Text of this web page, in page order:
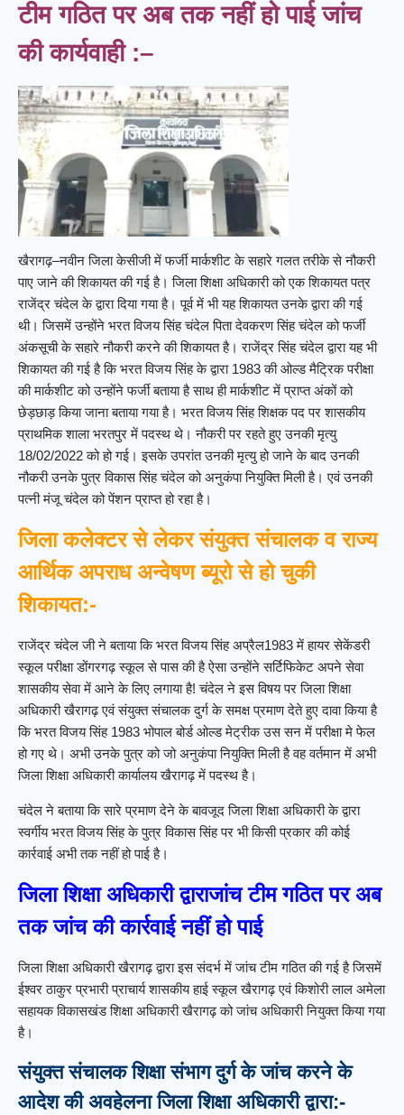
टीम गठित पर अब तक नहीं हो पाई जांच
की कार्यवाही :–
खैरागढ़–नवीन जिला केसीजी में फर्जी मार्कशीट के सहारे गलत तरीके से नौकरी
पाए जाने की शिकायत की गई है। जिला शिक्षा अधिकारी को एक शिकायत पत्र
राजेंद्र चंदेल के द्वारा दिया गया है। पूर्व में भी यह शिकायत उनके द्वारा की गई
थी। जिसमें उन्होंने भरत विजय सिंह चंदेल पिता देवकरण सिंह चंदेल को फर्जी
अंकसूची के सहारे नौकरी करने की शिकायत है। राजेंद्र सिंह चंदेल द्वारा यह भी
शिकायत की गई है कि भरत विजय सिंह के द्वारा 1983 की ओल्ड मैट्रिक परीक्षा
की मार्कशीट को उन्होंने फर्जी बताया है साथ ही मार्कशीट में प्राप्त अंकों को
छेड़छाड़ किया जाना बताया गया है। भरत विजय सिंह शिक्षक पद पर शासकीय
प्राथमिक शाला भरतपुर में पदस्थ थे। नौकरी पर रहते हुए उनकी मृत्यु
18/02/2022 को हो गई। इसके उपरांत उनकी मृत्यु हो जाने के बाद उनकी
नौकरी उनके पुत्र विकास सिंह चंदेल को अनुकंपा नियुक्ति मिली है। एवं उनकी
पत्नी मंजू चंदेल को पेंशन प्राप्त हो रहा है।
जिला कलेक्टर से लेकर संयुक्त संचालक व राज्य
आर्थिक अपराध अन्वेषण ब्यूरो से हो चुकी
शिकायत:-
राजेंद्र चंदेल जी ने बताया कि भरत विजय सिंह अप्रैल1983 में हायर सेकेंडरी
स्कूल परीक्षा डोंगरगढ़ स्कूल से पास की है ऐसा उन्होंने सर्टिफिकेट अपने सेवा
शासकीय सेवा में आने के लिए लगाया है! चंदेल ने इस विषय पर जिला शिक्षा
अधिकारी खैरागढ़ एवं संयुक्त संचालक दुर्ग के समक्ष प्रमाण देते हुए दावा किया है
कि भरत विजय सिंह 1983 भोपाल बोर्ड ओल्ड मेट्रीक उस सन में परीक्षा मे फेल
हो गए थे। अभी उनके पुत्र को जो अनुकंपा नियुक्ति मिली है वह वर्तमान में अभी
जिला शिक्षा अधिकारी कार्यालय खैरागढ़ में पदस्थ है।
चंदेल ने बताया कि सारे प्रमाण देने के बावजूद जिला शिक्षा अधिकारी के द्वारा
स्वर्गीय भरत विजय सिंह के पुत्र विकास सिंह पर भी किसी प्रकार की कोई
कार्रवाई अभी तक नहीं हो पाई है।
जिला शिक्षा अधिकारी द्वाराजांच टीम गठित पर अब
तक जांच की कार्रवाई नहीं हो पाई
जिला शिक्षा अधिकारी खैरागढ़ द्वारा इस संदर्भ में जांच टीम गठित की गई है जिसमें
ईश्वर ठाकुर प्रभारी प्राचार्य शासकीय हाई स्कूल खैरागढ़ एवं किशोरी लाल अमेला
सहायक विकासखंड शिक्षा अधिकारी खैरागढ़ को जांच अधिकारी नियुक्त किया गया
है।
संयुक्त संचालक शिक्षा संभाग दुर्ग के जांच करने के
आदेश की अवहेलना जिला शिक्षा अधिकारी द्वारा:-